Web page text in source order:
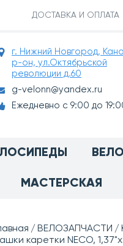
ДОСТАВКА И ОПЛАТА
г. Нижний Новгород,
р-он, ул.Октябрьской
революции д.60
g-velonn@yandex.ru
Ежедневно с 9:00 до
МАСТЕРСКАЯ
ВЕЛОЗАПЧАСТИ
каретки NECO,